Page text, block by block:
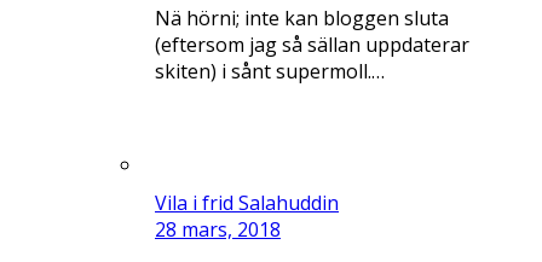
Nä hörni; inte kan bloggen sluta
(eftersom jag så sällan uppdaterar
skiten) i sånt supermoll.…
Vila i frid Salahuddin
28 mars, 2018